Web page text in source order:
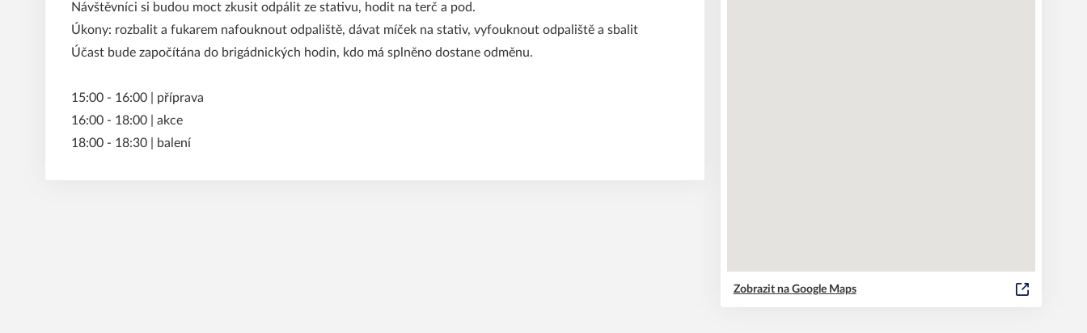
Zobrazit na Google Maps
Návštěvníci si budou moct zkusit odpálit ze stativu, hodit na terč a pod.
Úkony: rozbalit a fukarem nafouknout odpaliště, dávat míček na stativ, vyfouknout odpaliště a sbalit
Účast bude započítána do brigádnických hodin, kdo má splněno dostane odměnu.
15:00 - 16:00 | příprava
16:00 - 18:00 | akce
18:00 - 18:30 | balení